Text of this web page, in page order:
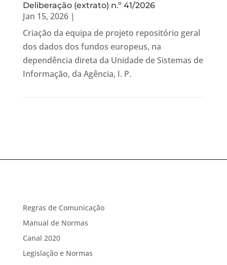
Deliberação (extrato) n.º 41/2026
Jan 15, 2026|
Criação da equipa de projeto repositório geral
dos dados dos fundos europeus, na
dependência direta da Unidade de Sistemas de
Informação, da Agência, I. P.
Regras de Comunicação
Manual de Normas
Canal 2020
Legislação e Normas